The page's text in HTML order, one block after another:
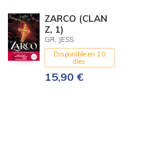
ZARCO (CLAN
Z, 1)
GR, JESS
Disponible en 10
dies
15,90 €